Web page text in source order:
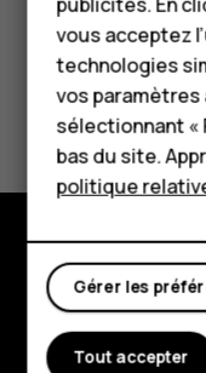
Pour
Boutique
Mon compte
Avez-vous
Oui Non
Boutique
À propos
vous acceptez
technologies
vos
sélectionnant «
bas du site.
politique
Gérer les
Tout accepter